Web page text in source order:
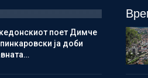
поет Димче
ја доби